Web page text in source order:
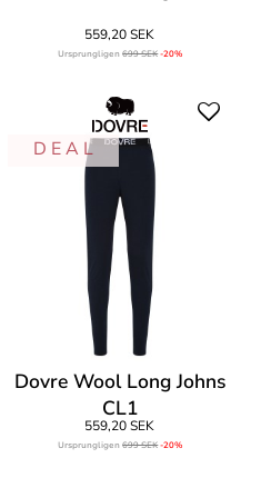
559,20 SEK
Ursprungligen699 SEK-20%
D E A L
Dovre Wool Long Johns
CL1
559,20 SEK
Ursprungligen699 SEK-20%